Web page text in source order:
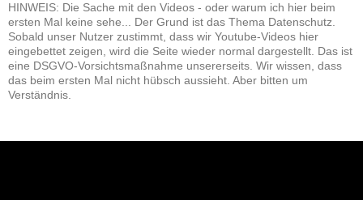
HINWEIS: Die Sache mit den Videos - oder warum ich hier beim
ersten Mal keine sehe... Der Grund ist das Thema Datenschutz.
Sobald unser Nutzer zustimmt, dass wir Youtube-Videos hier
eingebettet zeigen, wird die Seite wieder normal dargestellt. Das ist
eine DSGVO-Vorsichtsmaßnahme unsererseits. Wir wissen, dass
das beim ersten Mal nicht hübsch aussieht. Aber bitten um
Verständnis.